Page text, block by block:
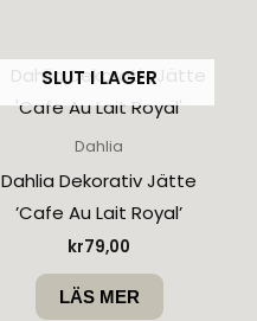
SLUT I LAGER
Dahlia
Dahlia Dekorativ Jätte
’Cafe Au Lait Royal’
kr79,00
LÄS MER